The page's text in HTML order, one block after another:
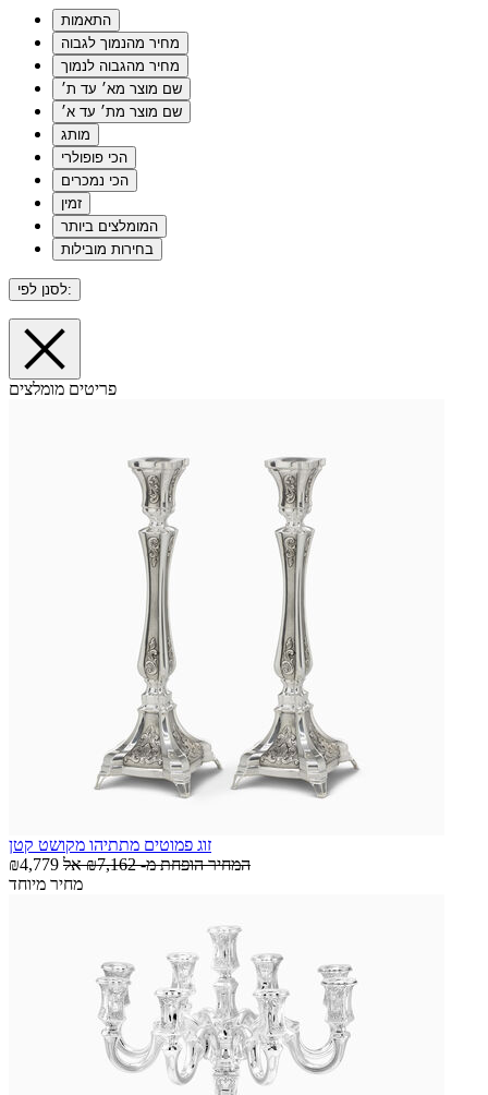
התאמות
מחיר מהנמוך לגבוה
מחיר מהגבוה לנמוך
שם מוצר מא׳ עד ת׳
שם מוצר מת׳ עד א׳
מותג
הכי פופולרי
הכי נמכרים
זמין
המומלצים ביותר
בחירות מובילות
לסנן לפי:
פריטים מומלצים
זוג פמוטים מתתיהו מקושט קטן
₪4,779
המחיר הופחת מ-₪7,162 אל
מחיר מיוחד